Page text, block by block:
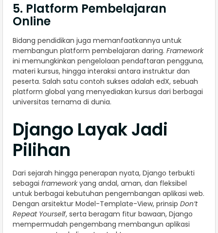
5. Platform Pembelajaran
Online
Bidang pendidikan juga memanfaatkannya untuk
membangun platform pembelajaran daring. Framework
ini memungkinkan pengelolaan pendaftaran pengguna,
materi kursus, hingga interaksi antara instruktur dan
peserta. Salah satu contoh sukses adalah edX, sebuah
platform global yang menyediakan kursus dari berbagai
universitas ternama di dunia.
Django Layak Jadi
Pilihan
Dari sejarah hingga penerapan nyata, Django terbukti
sebagai frameworkyang andal, aman, dan fleksibel
untuk berbagai kebutuhan pengembangan aplikasi web.
Dengan arsitektur Model-Template-View, prinsip Don’t
Repeat Yourself, serta beragam fitur bawaan, Django
mempermudah pengembang membangun aplikasi